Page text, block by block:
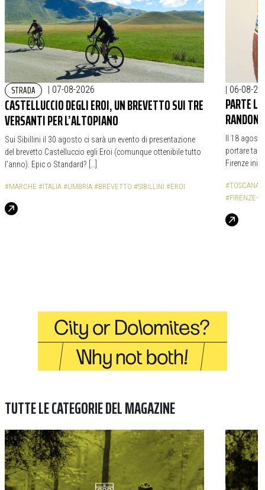
STRADA | 07-08-2026
CASTELLUCCIO DEGLI EROI, UN BREVETTO SUI TRE
VERSANTI PER L’ALTOPIANO
Sui Sibillini il 30 agosto ci sarà un evento di presentazione
del brevetto Castelluccio egli Eroi (comunque ottenibile tutto
l’anno). Epic o Standard? […]
#MARCHE #ITALIA #UMBRIA #BREVETTO #SIBILLINI #EROI
| 06-08-
PARTE
Il 18
portare
Firenze
#TOSCANA
#FIRENZE-
TUTTE LE CATEGORIE DEL MAGAZINE